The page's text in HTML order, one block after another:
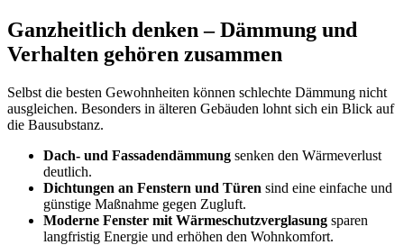
Ganzheitlich denken – Dämmung und
Verhalten gehören zusammen
Selbst die besten Gewohnheiten können schlechte Dämmung nicht
ausgleichen. Besonders in älteren Gebäuden lohnt sich ein Blick auf
die Bausubstanz.
Dach- und Fassadendämmung senken den Wärmeverlust
deutlich.
Dichtungen an Fenstern und Türen sind eine einfache und
günstige Maßnahme gegen Zugluft.
Moderne Fenster mit Wärmeschutzverglasung sparen
langfristig Energie und erhöhen den Wohnkomfort.